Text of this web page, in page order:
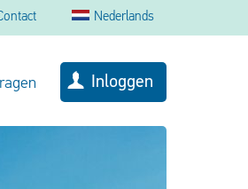
Nederlands
Inloggen